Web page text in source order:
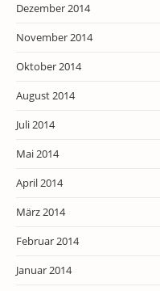
Dezember 2014
November 2014
Oktober 2014
August 2014
Juli 2014
Mai 2014
April 2014
März 2014
Februar 2014
Januar 2014